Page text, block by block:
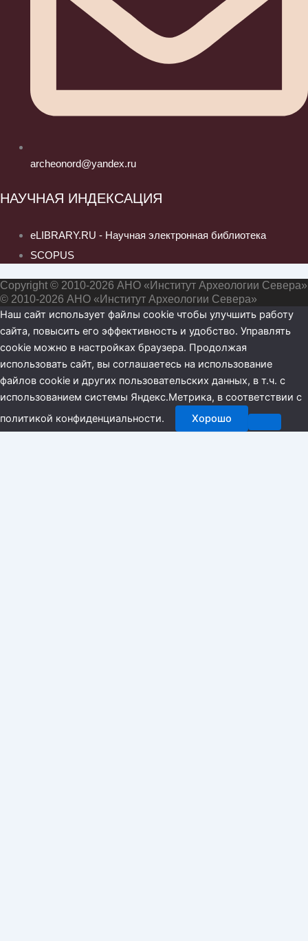
archeonord@yandex.ru
НАУЧНАЯ ИНДЕКСАЦИЯ
eLIBRARY.RU - Научная электронная библиотека
SCOPUS
Copyright © 2010-2026 АНО «Институт Археологии Севера»
© 2010-2026 АНО «Институт Археологии Севера»
Наш сайт использует файлы cookie чтобы улучшить работу
сайта, повысить его эффективность и удобство. Управлять
cookie можно в настройках браузера. Продолжая
использовать сайт, вы соглашаетесь на использование
файлов cookie и других пользовательских данных, в т.ч. с
использованием системы Яндекс.Метрика, в соответствии с
политикой конфиденциальности.
Хорошо